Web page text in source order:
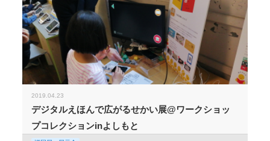
2019.04.23
デジタルえほんで広がるせかい展@ワークショッ
プコレクションinよしもと